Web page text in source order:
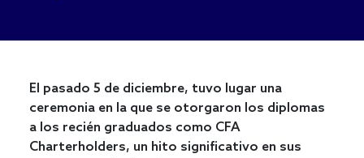
El pasado 5 de diciembre, tuvo lugar una
ceremonia en la que se otorgaron los diplomas
a los recién graduados como CFA
Charterholders, un hito significativo en sus